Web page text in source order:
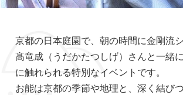
京都の日本庭園で、朝の時間に金剛流
髙竜成（うだかたつしげ）さんと一緒
に触れられる特別なイベントです。
お能は京都の季節や地理と、深く結びつ